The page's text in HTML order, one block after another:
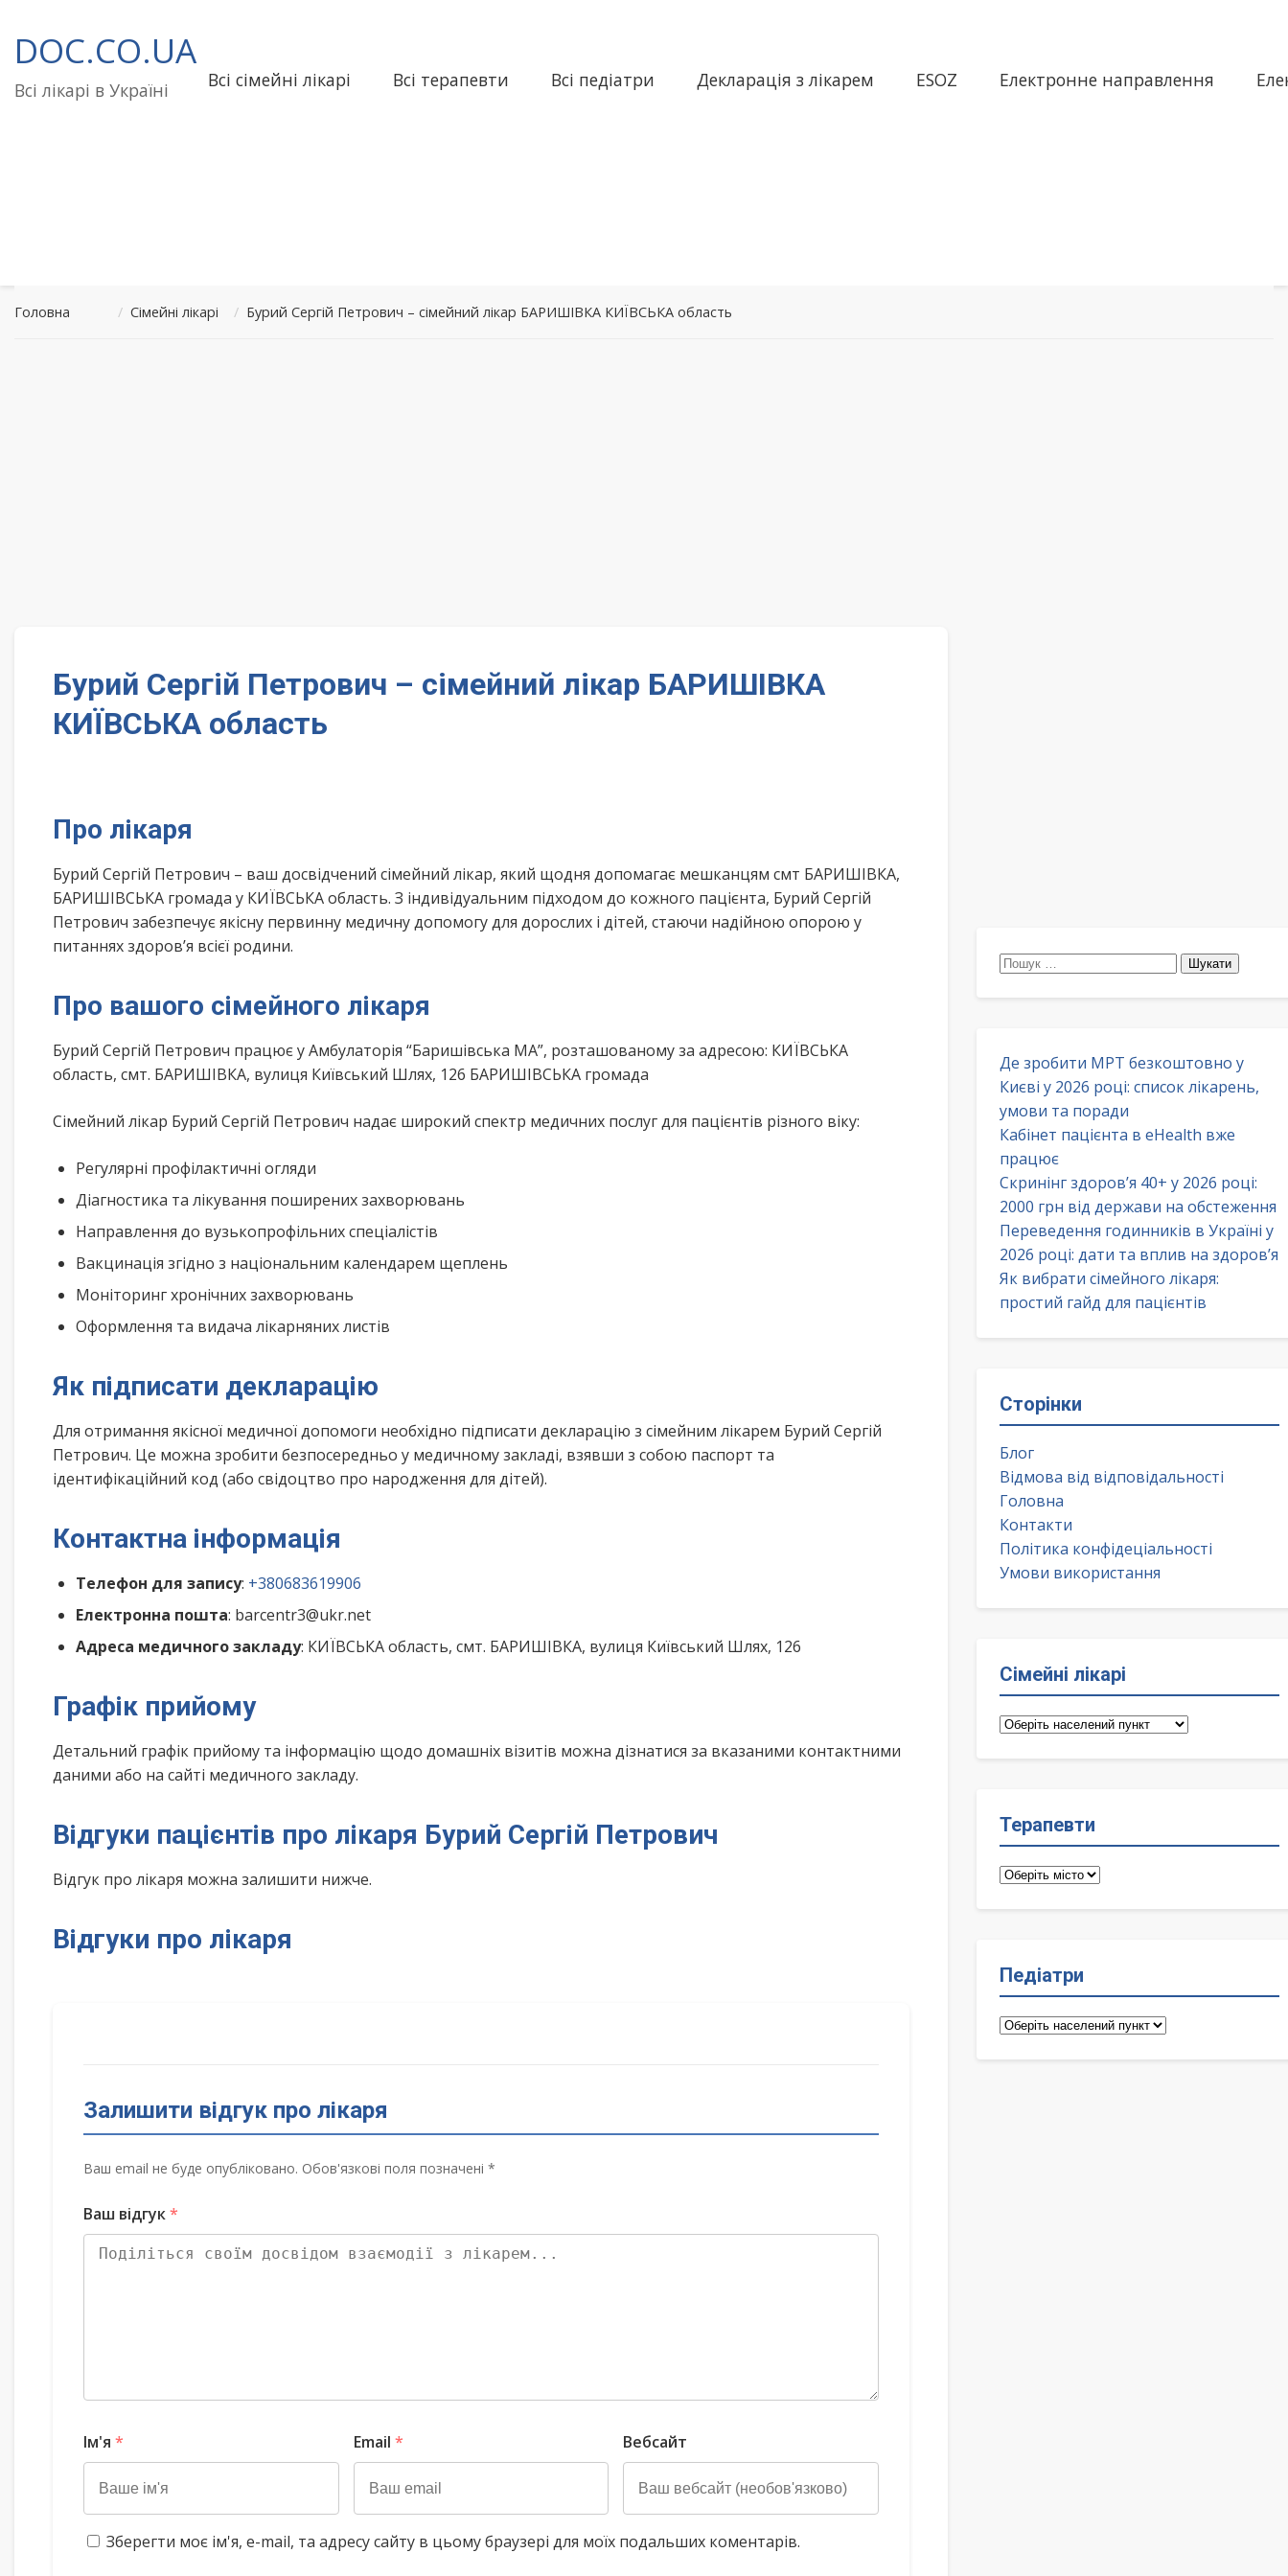
до
вмісту
DOC.CO.UA
Всі лікарі в Україні Всі сімейні лікарі Всі терапевти Всі педіатри Декларація з лікарем ESOZ Електронне направлення
Головна / Сімейні лікарі / Бурий Сергій Петрович – сімейний лікар БАРИШІВКА КИЇВСЬКА область
Бурий Сергій Петрович – сімейний лікар БАРИШІВКА
КИЇВСЬКА область
Про лікаря
Бурий Сергій Петрович – ваш досвідчений сімейний лікар, який щодня допомагає мешканцям смт БАРИШІВКА,
БАРИШІВСЬКА громада у КИЇВСЬКА область. З індивідуальним підходом до кожного пацієнта, Бурий Сергій
Петрович забезпечує якісну первинну медичну допомогу для дорослих і дітей, стаючи надійною опорою у
питаннях здоров’я всієї родини.
Про вашого сімейного лікаря
Бурий Сергій Петрович працює у Амбулаторія “Баришівська МА”, розташованому за адресою: КИЇВСЬКА
область, смт. БАРИШІВКА, вулиця Київський Шлях, 126 БАРИШІВСЬКА громада
Сімейний лікар Бурий Сергій Петрович надає широкий спектр медичних послуг для пацієнтів різного віку:
Регулярні профілактичні огляди
Діагностика та лікування поширених захворювань
Направлення до вузькопрофільних спеціалістів
Вакцинація згідно з національним календарем щеплень
Моніторинг хронічних захворювань
Оформлення та видача лікарняних листів
Як підписати декларацію
Для отримання якісної медичної допомоги необхідно підписати декларацію з сімейним лікарем Бурий Сергій
Петрович. Це можна зробити безпосередньо у медичному закладі, взявши з собою паспорт та
ідентифікаційний код (або свідоцтво про народження для дітей).
Контактна інформація
Телефон для запису: +380683619906
Електронна пошта: barcentr3@ukr.net
Адреса медичного закладу: КИЇВСЬКА область, смт. БАРИШІВКА, вулиця Київський Шлях, 126
Графік прийому
Детальний графік прийому та інформацію щодо домашніх візитів можна дізнатися за вказаними контактними
даними або на сайті медичного закладу.
Відгуки пацієнтів про лікаря Бурий Сергій Петрович
Відгук про лікаря можна залишити нижче.
Відгуки про лікаря
Залишити відгук про лікаря
Ваш email не буде опубліковано. Обов'язкові поля позначені *
Ваш відгук*
Ім'я * Email * Вебсайт
Зберегти моє ім'я, e-mail, та адресу сайту в цьому браузері для моїх подальших коментарів.
Пошук:
Де зробити МРТ безкоштовно у
Києві у 2026 році: список лікарень,
умови та поради
Кабінет пацієнта в eHealth вже
працює
Скринінг здоров’я 40+ у 2026 році:
2000 грн від держави на обстеження
Переведення годинників в Україні у
2026 році: дати та вплив на здоров’я
Як вибрати сімейного лікаря:
простий гайд для пацієнтів
Сторінки
Блог
Відмова від відповідальності
Головна
Контакти
Політика конфідеціальності
Умови використання
Сімейні лікарі
Сімейні
Терапевти
Терапевти
Педіатри
Педіатри